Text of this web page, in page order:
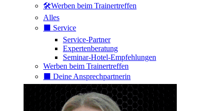
🛠️Werben beim Trainertreffen
Alles
⬛️ Service
Service-Partner
Expertenberatung
Seminar-Hotel-Empfehlungen
Werben beim Trainertreffen
⬛️ Deine Ansprechpartnerin